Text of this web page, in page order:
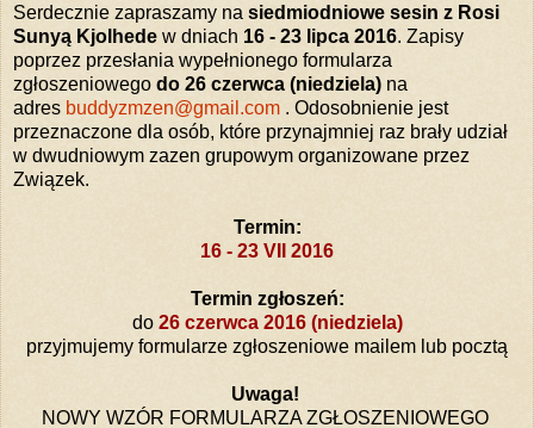
Serdecznie zapraszamy na siedmiodniowe sesin z Rosi
Sunyą Kjolhede w dniach 16 - 23 lipca 2016. Zapisy
poprzez przesłania wypełnionego formularza
zgłoszeniowego do 26 czerwca (niedziela) na
adres buddyzmzen@gmail.com . Odosobnienie jest
przeznaczone dla osób, które przynajmniej raz brały udział
w dwudniowym zazen grupowym organizowane przez
Związek.
Termin:
16 - 23 VII 2016
Termin zgłoszeń:
do 26 czerwca 2016 (niedziela)
przyjmujemy formularze zgłoszeniowe mailem lub pocztą
Uwaga!
NOWY WZÓR FORMULARZA ZGŁOSZENIOWEGO